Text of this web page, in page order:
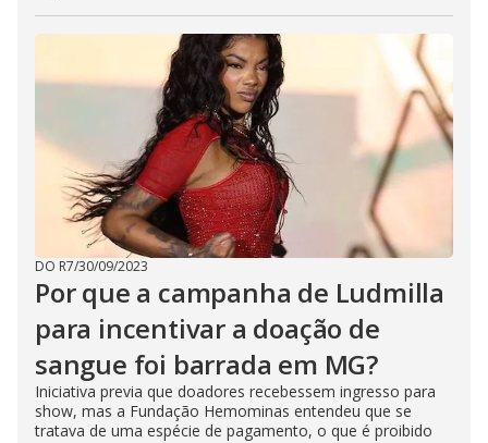
DO R7/30/09/2023
Por que a campanha de Ludmilla
para incentivar a doação de
sangue foi barrada em MG?
Iniciativa previa que doadores recebessem ingresso para
show, mas a Fundação Hemominas entendeu que se
tratava de uma espécie de pagamento, o que é proibido